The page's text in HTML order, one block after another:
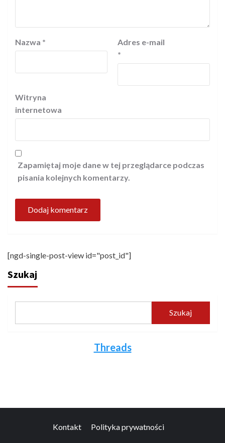
Nazwa *
Adres e-mail
*
Witryna
internetowa
Zapamiętaj moje dane w tej przeglądarce podczas
pisania kolejnych komentarzy.
[ngd-single-post-view id="post_id"]
Szukaj
Szukaj
Threads
Kontakt Polityka prywatności